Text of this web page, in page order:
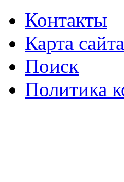
Контакты
Карта сайта
Поиск
Политика